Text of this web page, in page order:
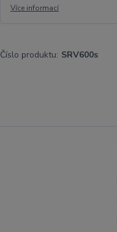
Více informací
Číslo produktu: SRV600s